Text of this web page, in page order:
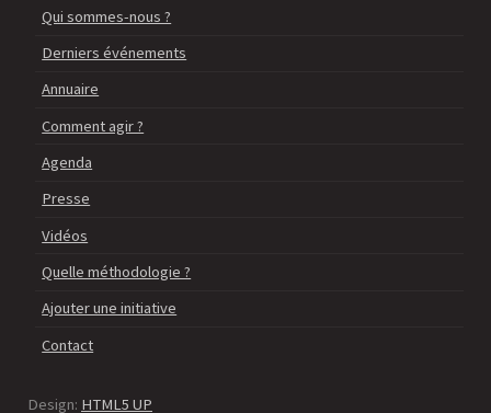
Qui sommes-nous ?
Derniers événements
Annuaire
Comment agir ?
Agenda
Presse
Vidéos
Quelle méthodologie ?
Ajouter une initiative
Contact
Design: HTML5 UP